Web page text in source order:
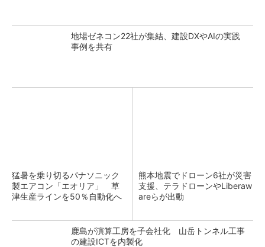
地場ゼネコン22社が集結、建設DXやAIの実践
事例を共有
猛暑を乗り切るパナソニック
製エアコン「エオリア」 草
津生産ラインを50％自動化へ
熊本地震でドローン6社が災害
支援、テラドローンやLiberaw
areらが出動
鹿島が演算工房を子会社化 山岳トンネル工事
の建設ICTを内製化